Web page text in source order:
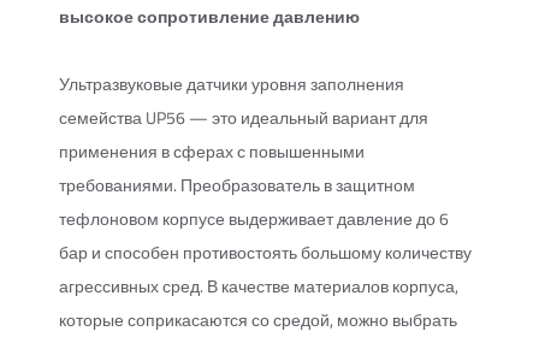
высокое сопротивление давлению
Ультразвуковые датчики уровня заполнения
семейства UP56 — это идеальный вариант для
применения в сферах с повышенными
требованиями. Преобразователь в защитном
тефлоновом корпусе выдерживает давление до 6
бар и способен противостоять большому количеству
агрессивных сред. В качестве материалов корпуса,
которые соприкасаются со средой, можно выбрать